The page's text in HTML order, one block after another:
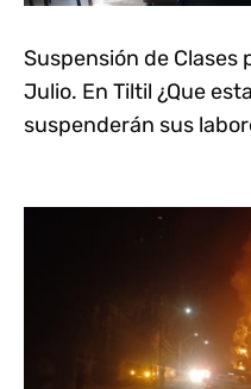
Suspensión de Clases
Julio. En Tiltil ¿Que
suspenderán sus